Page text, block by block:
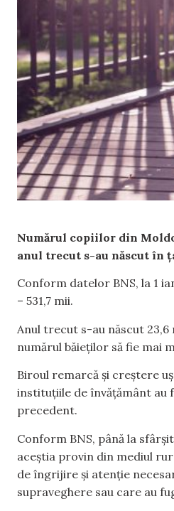
Numărul copiilor din
anul trecut s-au născut în
Conform datelor BNS, la 1
– 531,7 mii.
Anul trecut s-au născut
numărul băieților să fie mai
Biroul remarcă și creștere
instituțiile de învățământ au
precedent.
Conform BNS, până la
aceștia provin din mediul
de îngrijire și atenție
supraveghere sau care au